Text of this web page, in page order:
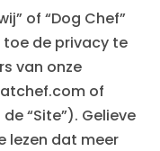
of “Dog Chef”
toe de privacy te
van onze
of
“Site”). Gelieve
lezen dat meer